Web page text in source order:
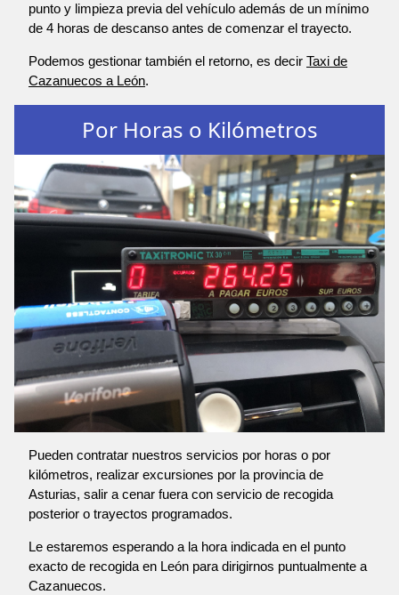
punto y limpieza previa del vehículo además de un mínimo
de 4 horas de descanso antes de comenzar el trayecto.
Podemos gestionar también el retorno, es decir Taxi de
Cazanuecos a León.
Por Horas o Kilómetros
Pueden contratar nuestros servicios por horas o por
kilómetros, realizar excursiones por la provincia de
Asturias, salir a cenar fuera con servicio de recogida
posterior o trayectos programados.
Le estaremos esperando a la hora indicada en el punto
exacto de recogida en León para dirigirnos puntualmente a
Cazanuecos.